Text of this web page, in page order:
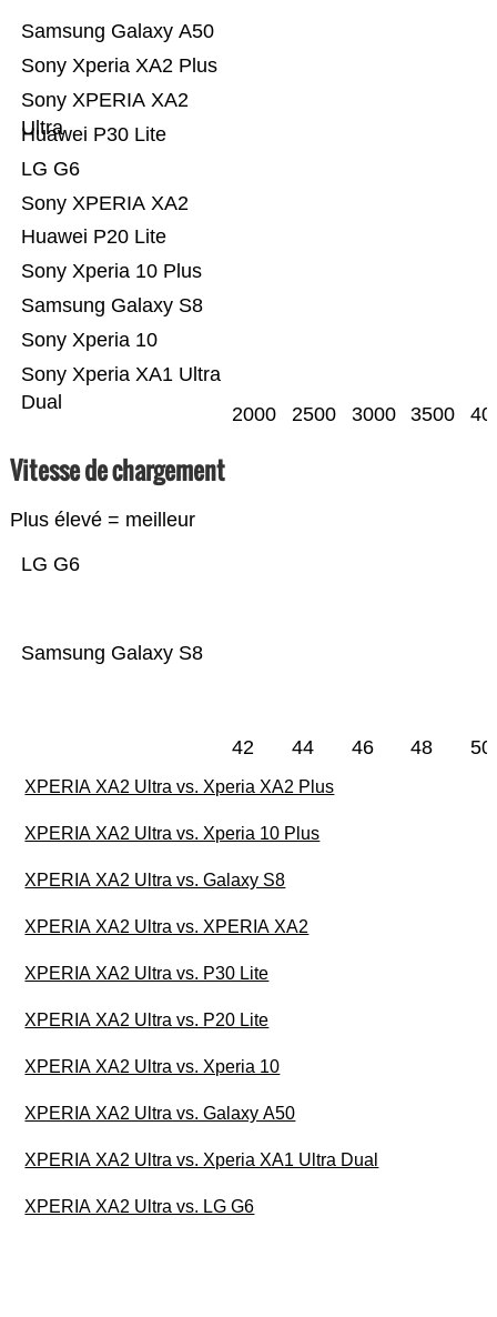
Sony Xperia XA1 Ultra
Dual
Sony Xperia 10
Samsung Galaxy S8
Sony Xperia 10 Plus
Huawei P20 Lite
Sony XPERIA XA2
LG G6
Huawei P30 Lite
Sony XPERIA XA2
Ultra
Sony Xperia XA2 Plus
Samsung Galaxy A50
2000 2500 3000 3500
Vitesse de chargement
Plus élevé = meilleur
Samsung Galaxy S8
LG G6
42 44 46 48 50
XPERIA XA2 Ultra vs. Xperia XA2 Plus
XPERIA XA2 Ultra vs. Xperia 10 Plus
XPERIA XA2 Ultra vs. Galaxy S8
XPERIA XA2 Ultra vs. XPERIA XA2
XPERIA XA2 Ultra vs. P30 Lite
XPERIA XA2 Ultra vs. P20 Lite
XPERIA XA2 Ultra vs. Xperia 10
XPERIA XA2 Ultra vs. Galaxy A50
XPERIA XA2 Ultra vs. Xperia XA1 Ultra Dual
XPERIA XA2 Ultra vs. LG G6